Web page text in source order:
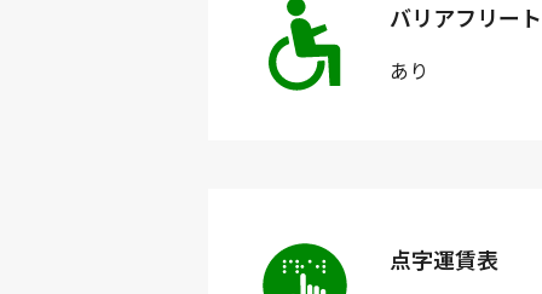
バリアフリー
あり
点字運賃表